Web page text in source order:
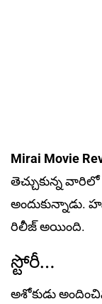
Mirai Movie
తెచ్చుకున్న
రిలీజ్ అయింది.
స్టోరీ…
అశోకుడు